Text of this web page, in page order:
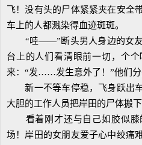
飞！没有头的尸体紧紧夹在安全
车上的人都溅染得血迹斑斑。
“哇——”断头男人身边的女友
台上的人们看清眼前一切，个
来：“发……发生意外了！”他们
新一不等车停稳，飞身跃出车
大胆的工作人员把岸田的尸体搬
看着刚才还与自己如胶似膝
场！岸田的女朋友爱子心中绞痛